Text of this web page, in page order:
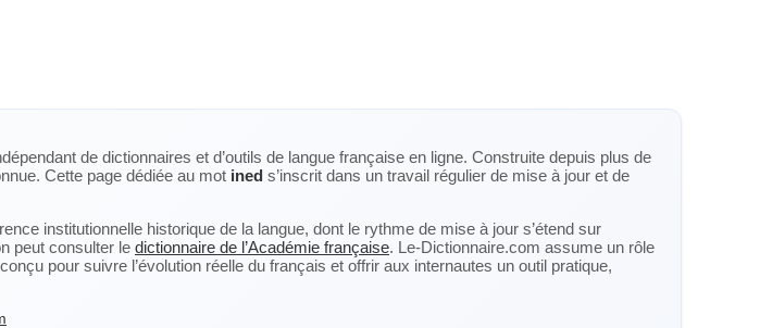
de dictionnaires et d’outils de langue française en ligne. Construite depuis plus de
Cette page dédiée au mot ined s’inscrit dans un travail régulier de mise à jour et de
institutionnelle historique de la langue, dont le rythme de mise à jour s’étend sur
peut consulter le dictionnaire de l’Académie française. Le-Dictionnaire.com assume un rôle
pour suivre l’évolution réelle du français et offrir aux internautes un outil pratique,